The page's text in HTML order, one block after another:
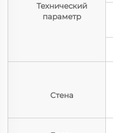
Технический
параметр
Стена